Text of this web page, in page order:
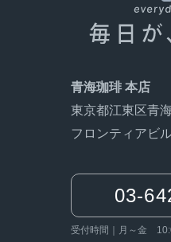
青海珈琲 本店
東京都江東区青
フロンティアビ
03-
受付時間｜月～金